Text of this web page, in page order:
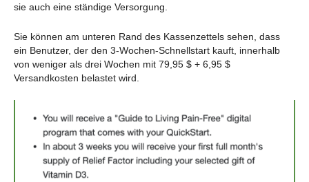
sie auch eine ständige Versorgung.
Sie können am unteren Rand des Kassenzettels sehen, dass
ein Benutzer, der den 3-Wochen-Schnellstart kauft, innerhalb
von weniger als drei Wochen mit 79,95 $ + 6,95 $
Versandkosten belastet wird.